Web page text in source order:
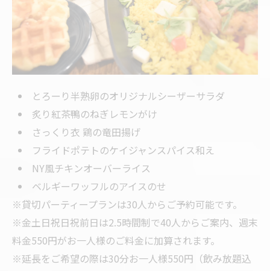
とろーり半熟卵のオリジナルシーザーサラダ
炙り紅茶鴨のねぎレモンがけ
さっくり衣 鶏の竜田揚げ
フライドポテトのケイジャンスパイス和え
NY風チキンオーバーライス
ベルギーワッフルのアイスのせ
※貸切パーティープランは30人からご予約可能です。
※金土日祝日祝前日は2.5時間制で40人からご案内、週末
料金550円がお一人様のご料金に加算されます。
※延長をご希望の際は30分お一人様550円（飲み放題込